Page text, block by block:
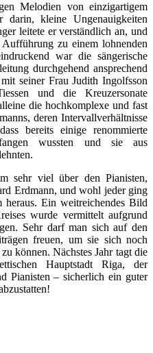
Melodien von einzigartigem
kleine Ungenauigkeiten
leitete er verständlich an, und
zu einem lohnenden
war die sängerische
durchgehend ansprechend
seiner Frau Judith Ingolfsson
und die Kreuzersonate
die hochkomplexe und fast
deren Intervallverhältnisse
bereits einige renommierte
wussten und sie aus
sehr viel über den Pianisten,
Erdmann, und wohl jeder ging
heraus. Ein weitreichendes Bild
wurde vermittelt aufgrund
Sehr darf man sich auf den
freuen, um sie sich noch
können. Nächstes Jahr tagt die
Hauptstadt Riga, der
Pianisten – sicherlich ein guter